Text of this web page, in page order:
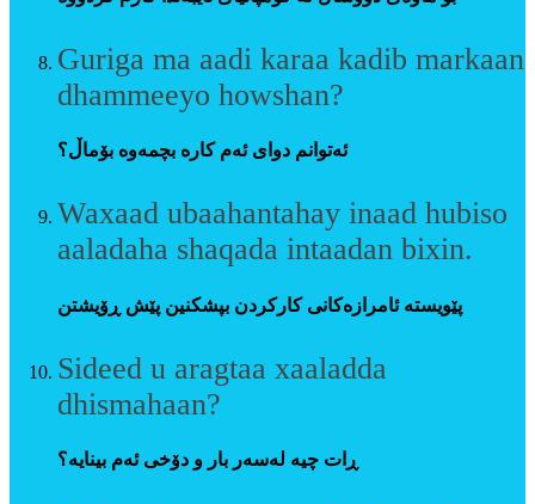
Guriga ma aadi karaa kadib markaan
dhammeeyo howshan?
ئەتوانم دوای ئەم کارە بچمەوە بۆماڵ؟
Waxaad ubaahantahay inaad hubiso
aaladaha shaqada intaadan bixin.
پێویستە ئامرازەکانی کارکردن بپشکنین پێش ڕۆیشتن
Sideed u aragtaa xaaladda
dhismahaan?
ڕات چیە لەسەر بار و دۆخی ئەم بینایە؟